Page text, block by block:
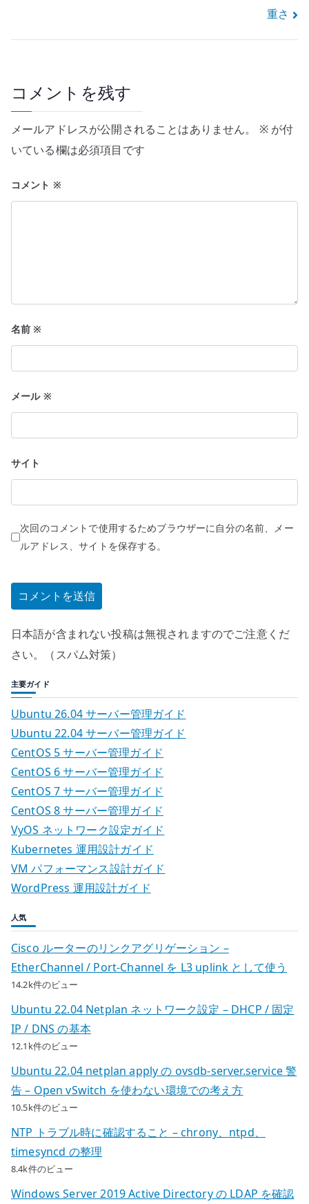
ビ
ー
シ
ョ
ン
重さ
コメントを残す
メールアドレスが公開されることはありません。 ※が付
いている欄は必須項目です
コメント ※
名前※
メール ※
サイト
次回のコメントで使用するためブラウザーに自分の名前、メー
ルアドレス、サイトを保存する。
日本語が含まれない投稿は無視されますのでご注意くだ
さい。（スパム対策）
主要ガイド
Ubuntu 26.04 サーバー管理ガイド
Ubuntu 22.04 サーバー管理ガイド
CentOS 5 サーバー管理ガイド
CentOS 6 サーバー管理ガイド
CentOS 7 サーバー管理ガイド
CentOS 8 サーバー管理ガイド
VyOS ネットワーク設定ガイド
Kubernetes 運用設計ガイド
VM パフォーマンス設計ガイド
WordPress 運用設計ガイド
人気
Cisco ルーターのリンクアグリゲーション –
EtherChannel / Port-Channel を L3 uplink として使う
14.2k件のビュー
Ubuntu 22.04 Netplan ネットワーク設定 – DHCP / 固定
IP / DNS の基本
12.1k件のビュー
Ubuntu 22.04 netplan apply の ovsdb-server.service 警
告 – Open vSwitch を使わない環境での考え方
10.5k件のビュー
NTP トラブル時に確認すること – chrony、ntpd、
timesyncd の整理
8.4k件のビュー
Windows Server 2019 Active Directory の LDAP を確認